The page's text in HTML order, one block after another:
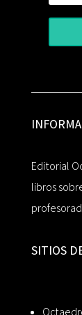
Editorial
libros
SITIOS